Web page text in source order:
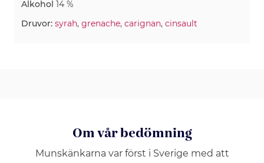
Alkohol 14 %
Druvor: syrah, grenache, carignan, cinsault
Om vår bedömning
Munskänkarna var först i Sverige med att